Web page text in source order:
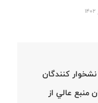
كنندگان
منبع عالي از